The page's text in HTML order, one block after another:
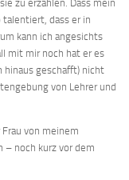
zu erzählen. Dass mein
talentiert, dass er in
kann ich angesichts
mit mir noch hat er es
hinaus geschafft) nicht
von Lehrer und
von meinem
noch kurz vor dem